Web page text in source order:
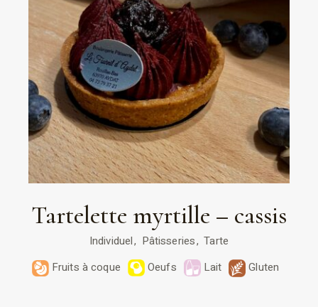
Tartelette myrtille – cassis
Individuel Pâtisseries
Tarte
Fruits à coque
Oeufs Lait Gluten